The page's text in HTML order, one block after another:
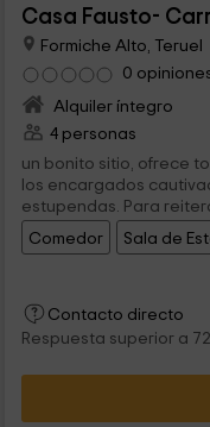
Casa Fausto-
Formiche Alto, Teruel
0
Alquiler íntegro
4 personas
un bonito sitio, ofrece
los encargados
estupendas. Para
Comedor
Sala de
Contacto directo
Respuesta superior a